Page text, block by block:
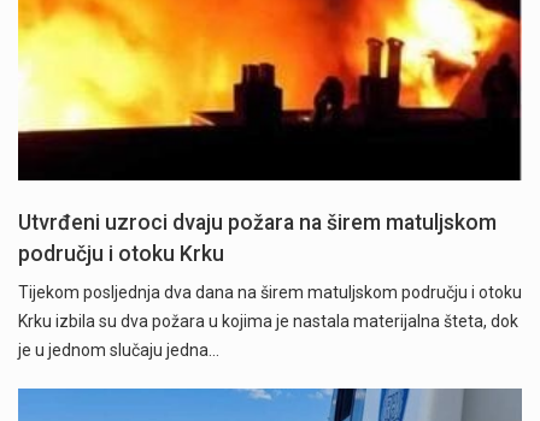
Utvrđeni uzroci dvaju požara na širem matuljskom
području i otoku Krku
Tijekom posljednja dva dana na širem matuljskom području i otoku
Krku izbila su dva požara u kojima je nastala materijalna šteta, dok
je u jednom slučaju jedna…